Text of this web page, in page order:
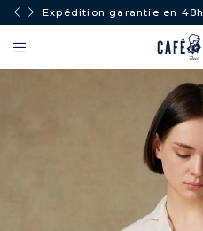
Expédition garantie en 48h